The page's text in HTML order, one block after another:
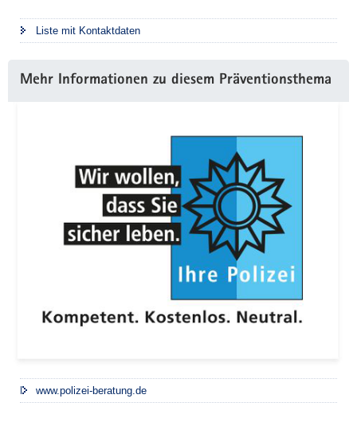
Liste mit Kontaktdaten
Mehr Informationen zu diesem Präventionsthema
www.polizei-beratung.de